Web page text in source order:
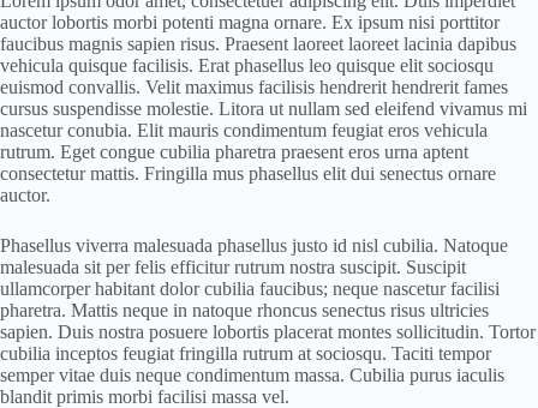
auctor lobortis morbi potenti magna ornare. Ex ipsum nisi porttitor
faucibus magnis sapien risus. Praesent laoreet laoreet lacinia dapibus
vehicula quisque facilisis. Erat phasellus leo quisque elit sociosqu
euismod convallis. Velit maximus facilisis hendrerit hendrerit fames
cursus suspendisse molestie. Litora ut nullam sed eleifend vivamus mi
nascetur conubia. Elit mauris condimentum feugiat eros vehicula
rutrum. Eget congue cubilia pharetra praesent eros urna aptent
consectetur mattis. Fringilla mus phasellus elit dui senectus ornare
auctor.
Phasellus viverra malesuada phasellus justo id nisl cubilia. Natoque
malesuada sit per felis efficitur rutrum nostra suscipit. Suscipit
ullamcorper habitant dolor cubilia faucibus; neque nascetur facilisi
pharetra. Mattis neque in natoque rhoncus senectus risus ultricies
sapien. Duis nostra posuere lobortis placerat montes sollicitudin. Tortor
cubilia inceptos feugiat fringilla rutrum at sociosqu. Taciti tempor
semper vitae duis neque condimentum massa. Cubilia purus iaculis
blandit primis morbi facilisi massa vel.